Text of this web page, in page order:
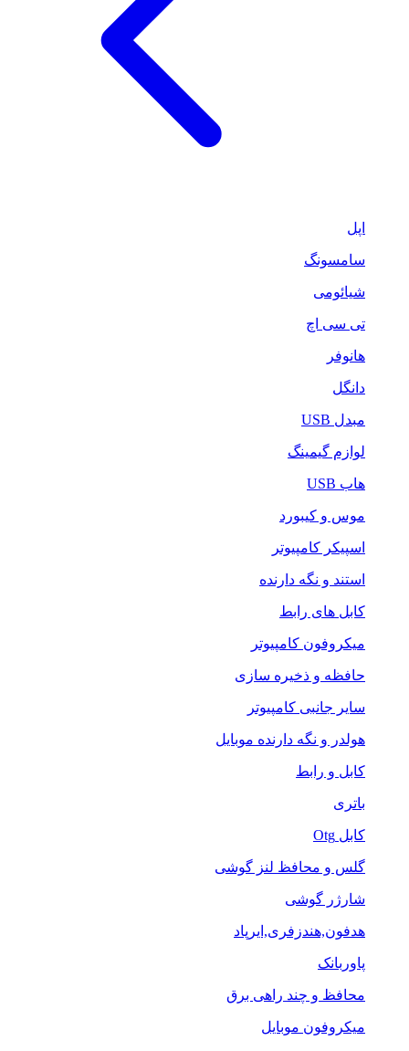
اپل
سامسونگ
شیائومی
تی سی اچ
هانوفر
دانگل
مبدل USB
لوازم گیمینگ
هاب USB
موس و کیبورد
اسپیکر کامپیوتر
استند و نگه دارنده
کابل های رابط
میکروفون کامپیوتر
حافظه و ذخیره سازی
سایر جانبی کامپیوتر
هولدر و نگه دارنده موبایل
کابل و رابط
باتری
کابل Otg
گلس و محافظ لنز گوشی
شارژر گوشی
هدفون,هندزفری,ایرپاد
پاوربانک
محافظ و چند راهی برق
میکروفون موبایل